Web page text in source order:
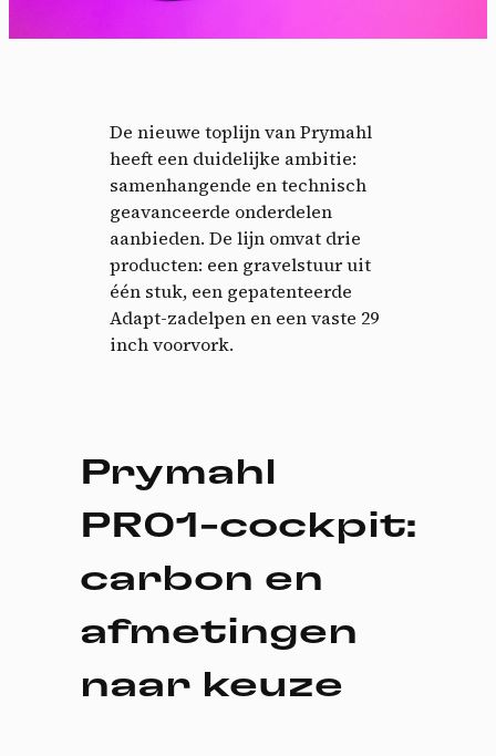
De nieuwe toplijn van Prymahl
heeft een duidelijke ambitie:
samenhangende en technisch
geavanceerde onderdelen
aanbieden. De lijn omvat drie
producten: een gravelstuur uit
één stuk, een gepatenteerde
Adapt-zadelpen en een vaste 29
inch voorvork.
Prymahl
PR01-cockpit:
carbon en
afmetingen
naar keuze